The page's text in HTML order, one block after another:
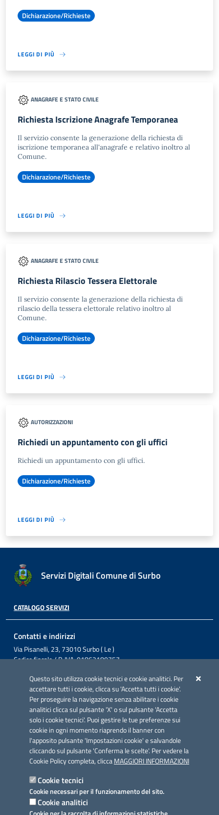
Questo sito utilizza cookie tecnici e cookie analitici. Per
accettare tutti i cookie, clicca su 'Accetta tutti i cookie'.
Per proseguire la navigazione senza abilitare i cookie
analitici clicca sul pulsante 'X' o sul pulsante 'Accetta
solo i cookie tecnici'. Puoi gestire le tue preferenze sui
cookie in ogni momento riaprendo il banner con
l'apposito pulsante 'Impostazioni cookie' e salvandole
cliccando sul pulsante 'Conferma le scelte'. Per vedere la
Cookie Policy completa, cliccaMAGGIORI INFORMAZIONI
Cookie tecnici
Cookie necessari per il funzionamento del sito.
Cookie analitici
Dichiarazione/Richieste
LEGGI DI PIÙ
ANAGRAFE E STATO CIVILE
Richiesta Iscrizione Anagrafe Temporanea
Il servizio consente la generazione della richiesta di
iscrizione temporanea all'anagrafe e relativo inoltro al
Comune.
Dichiarazione/Richieste
LEGGI DI PIÙ
ANAGRAFE E STATO CIVILE
Richiesta Rilascio Tessera Elettorale
Il servizio consente la generazione della richiesta di
rilascio della tessera elettorale relativo inoltro al
Comune.
Dichiarazione/Richieste
LEGGI DI PIÙ
AUTORIZZAZIONI
Richiedi un appuntamento con gli uffici
Richiedi un appuntamento con gli uffici.
Dichiarazione/Richieste
LEGGI DI PIÙ
Servizi Digitali Comune di Surbo
CATALOGO SERVIZI
Contatti e indirizzi
Via Pisanelli, 23, 73010 Surbo ( Le )
Codice fiscale / P. IVA: 01862180757
Fax: 0832 360821
Email: comunesurbo@pec.it
Posta Elettronica Certificata: comunesurbo@pec.it
Iniziativa finanziata con risorse del POC Puglia 2014-2020. Asse II.
Azione 2.3.
Link utili
Informativa privacy